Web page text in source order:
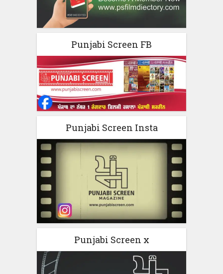
Punjabi Screen FB
Punjabi Screen Insta
Punjabi Screen x